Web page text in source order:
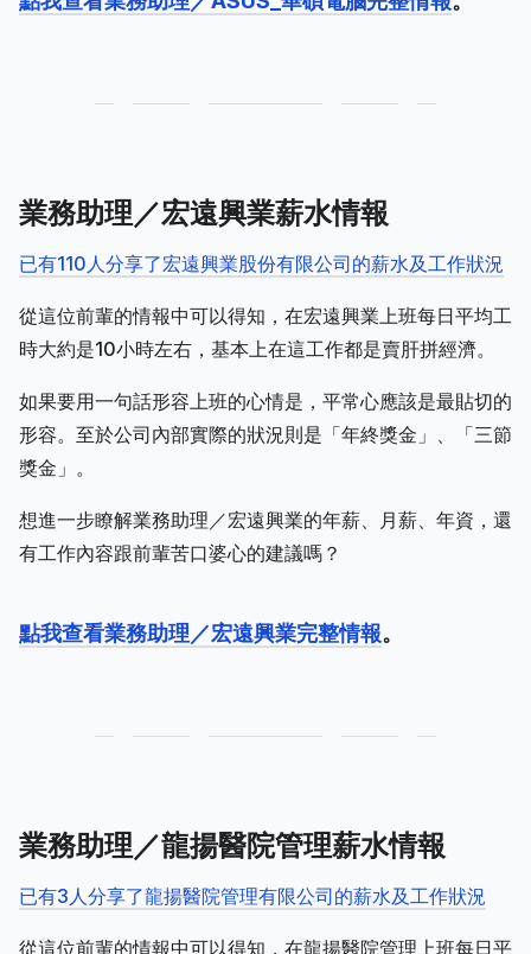
業務助理／宏遠興業薪水情報
已有110人分享了宏遠興業股份有限公司的薪水及工作狀況
從這位前輩的情報中可以得知，在宏遠興業上班每日平均工
時大約是10小時左右，基本上在這工作都是賣肝拼經濟。
如果要用一句話形容上班的心情是，平常心應該是最貼切的
形容。至於公司內部實際的狀況則是「年終獎金」、「三節
獎金」。
想進一步瞭解業務助理／宏遠興業的年薪、月薪、年資，還
有工作內容跟前輩苦口婆心的建議嗎？
點我查看業務助理／宏遠興業完整情報。
業務助理／龍揚醫院管理薪水情報
已有3人分享了龍揚醫院管理有限公司的薪水及工作狀況
從這位前輩的情報中可以得知，在龍揚醫院管理上班每日平